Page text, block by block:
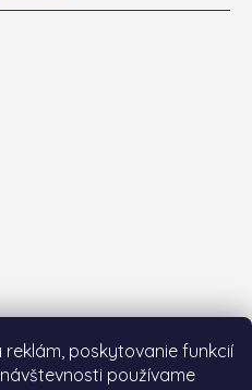
poskytovanie funkcií
používame